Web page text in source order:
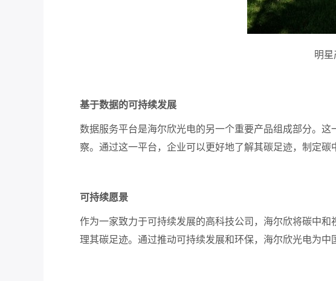
明星
基于数据的可持续发展
数据服务平台是海尔欣光电的另一个重要产品组成部分。
察。通过这一平台，企业可以更好地了解其碳足迹，制定碳
可持续愿景
作为一家致力于可持续发展的高科技公司，海尔欣将碳中
理其碳足迹。通过推动可持续发展和环保，海尔欣光电为中